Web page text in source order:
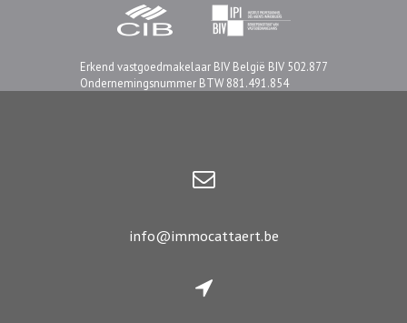
Erkend vastgoedmakelaar BIV België BIV 502.877
Ondernemingsnummer BTW 881.491.854
info@immocattaert.be